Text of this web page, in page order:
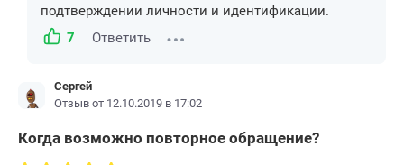
подтверждении личности и идентификации.
7
Ответить
Сергей
Отзыв от 12.10.2019 в 17:02
Когда возможно повторное обращение?